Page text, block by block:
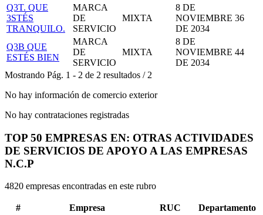
Q3T. QUE
3STÉS
TRANQUILO.
MARCA
DE
SERVICIO
MIXTA
8 DE
NOVIEMBRE
DE 2034
36
Q3B QUE
ESTÉS BIEN
MARCA
DE
SERVICIO
MIXTA
8 DE
NOVIEMBRE
DE 2034
44
Mostrando Pág. 1 - 2 de 2 resultados / 2
No hay información de comercio exterior
No hay contrataciones registradas
TOP 50 EMPRESAS EN: OTRAS ACTIVIDADES
DE SERVICIOS DE APOYO A LAS EMPRESAS
N.C.P
4820 empresas encontradas en este rubro
# Empresa RUC
Departamento